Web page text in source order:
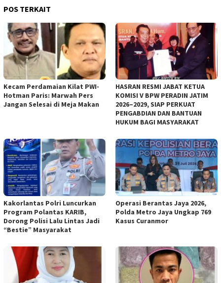
POS TERKAIT
Kecam Perdamaian Kilat PWI-
Hotman Paris: Marwah Pers
Jangan Selesai di Meja Makan
HASRAN RESMI JABAT KETUA
KOMISI V BPW PERADIN JATIM
2026–2029, SIAP PERKUAT
PENGABDIAN DAN BANTUAN
HUKUM BAGI MASYARAKAT
Kakorlantas Polri Luncurkan
Program Polantas KARIB,
Dorong Polisi Lalu Lintas Jadi
“Bestie” Masyarakat
Operasi Berantas Jaya 2026,
Polda Metro Jaya Ungkap 769
Kasus Curanmor